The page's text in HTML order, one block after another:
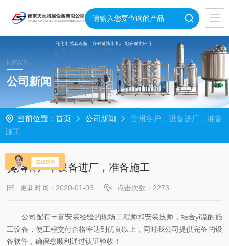
NEWS
公司新闻
当前位置： 首页 公司新闻
贵州客户，设备进厂，准备
施工
贵州客户，设备进厂，准备施工
更新时间：2020-01-03 点击次数：2273
公司配有丰富安装经验的现场工程师和安装技师，结合yi流的施
工设备，使工程交付合格率达到优良以上，同时我公司提供完备的设
备软件，确保您顺利通过认证验收！